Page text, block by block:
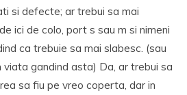
si defecte; ar trebui sa mai
ici de colo, port s sau m si nimeni
ca trebuie sa mai slabesc. (sau
viata gandind asta) Da, ar trebui sa
sa fiu pe vreo coperta, dar in